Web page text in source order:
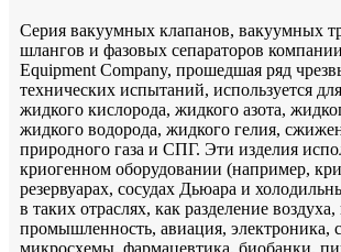
Серия вакуумных клапанов, вакуумных
шлангов и фазовых сепараторов
Equipment Company, прошедшая ряд
технических испытаний, используется
жидкого кислорода, жидкого азота,
жидкого водорода, жидкого гелия,
природного газа и СПГ. Эти изделия
криогенном оборудовании (например,
резервуарах, сосудах Дьюара и
в таких отраслях, как разделение воздуха,
промышленность, авиация, электроника,
микросхемы, фармацевтика, биобанки,